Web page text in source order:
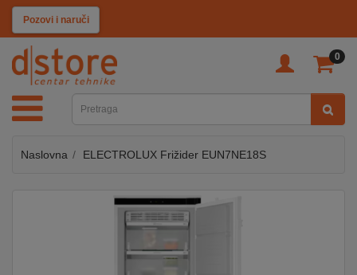
Pozovi i naruči
0
KATEGORIJE
TV
SAT
MOBILNI
Naslovna ELECTROLUX Frižider EUN7NE18S